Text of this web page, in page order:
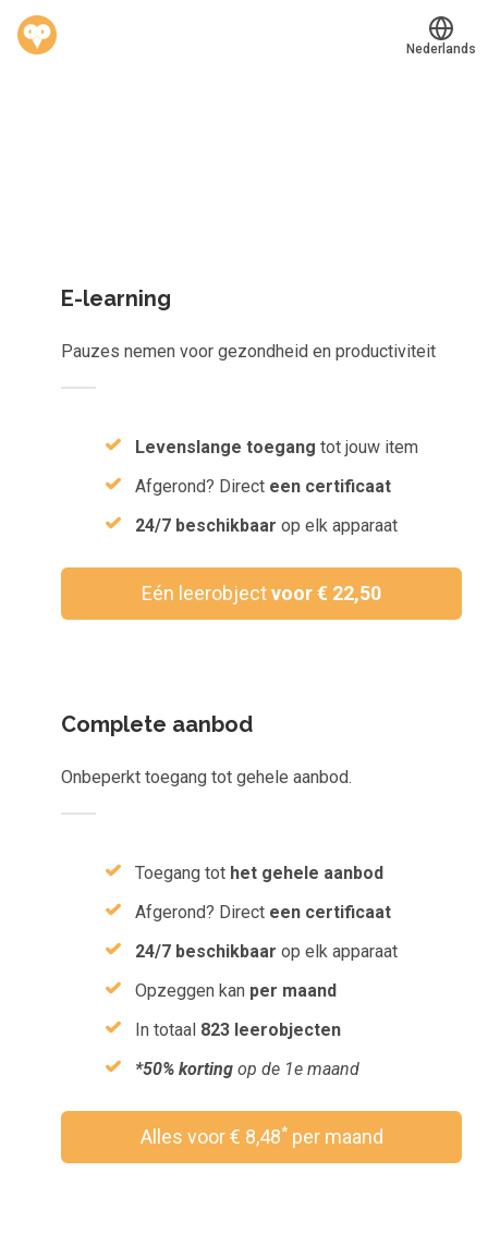
Account en hulp
Nederlands
E-learning
Pauzes nemen voor gezondheid en productiviteit
Levenslange toegang tot jouw item
Afgerond? Direct een certificaat
24/7 beschikbaar op elk apparaat
Eén leerobjectvoor € 22,50
Complete aanbod
Onbeperkt toegang tot gehele aanbod.
Toegang tot het gehele aanbod
Afgerond? Direct een certificaat
24/7 beschikbaar op elk apparaat
Opzeggen kan per maand
In totaal 823 leerobjecten
*50% korting op de 1e maand
Alles voor € 8,48*per maand